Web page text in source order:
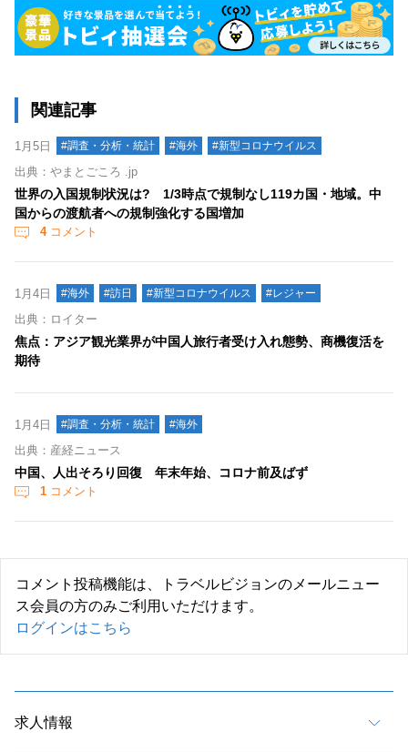
関連記事
1月5日 #調査・分析・統計 #海外 #新型コロナウイルス
出典：やまとごころ .jp
世界の入国規制状況は? 1/3時点で規制なし119カ国・地域。中
国からの渡航者への規制強化する国増加
4コメント
1月4日 #海外 #訪日 #新型コロナウイルス #レジャー
出典：ロイター
焦点：アジア観光業界が中国人旅行者受け入れ態勢、商機復活を
期待
1月4日 #調査・分析・統計 #海外
出典：産経ニュース
中国、人出そろり回復 年末年始、コロナ前及ばず
1 コメント
コメント投稿機能は、トラベルビジョンのメールニュー
ス会員の方のみご利用いただけます。
ログインはこちら
求人情報